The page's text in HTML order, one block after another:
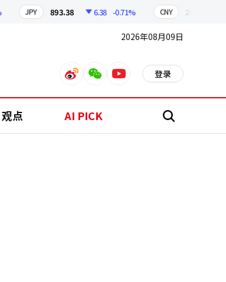
JPY 893.38 6.38 -0.71% CNY 209.17
2026年08月09日
weiboweixinyoutube 登录
观点 AI PICK 搜